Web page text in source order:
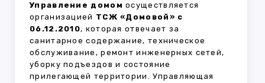
Управление домом осуществляется
организацией ТСЖ «Домовой» с
06.12.2010, которая отвечает за
санитарное содержание, техническое
обслуживание, ремонт инженерных сетей,
уборку подъездов и состояние
прилегающей территории. Управляющая